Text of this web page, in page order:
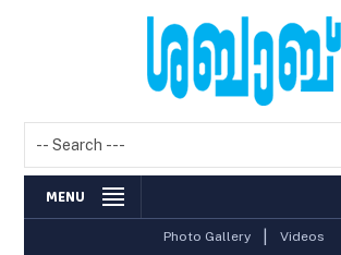
MENU
Photo Gallery Videos